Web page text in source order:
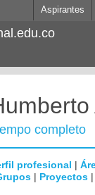
Aspirantes
completo
profesional |
| Proyectos